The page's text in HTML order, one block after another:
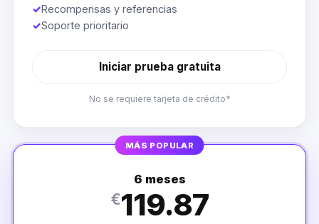
✓Recompensas y referencias
✓Soporte prioritario
Iniciar prueba gratuita
No se requiere tarjeta de crédito*
MÁS POPULAR
6 meses
€119.87